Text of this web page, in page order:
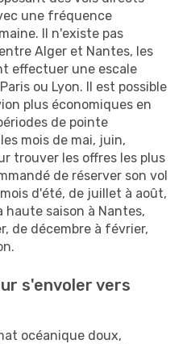
une fréquence
Il n'existe pas
Alger et Nantes, les
effectuer une escale
ou Lyon. Il est possible
plus économiques en
de pointe
mois de mai, juin,
trouver les offres les plus
de réserver son vol
d'été, de juillet à août,
haute saison à Nantes,
de décembre à février,
s'envoler vers
océanique doux,